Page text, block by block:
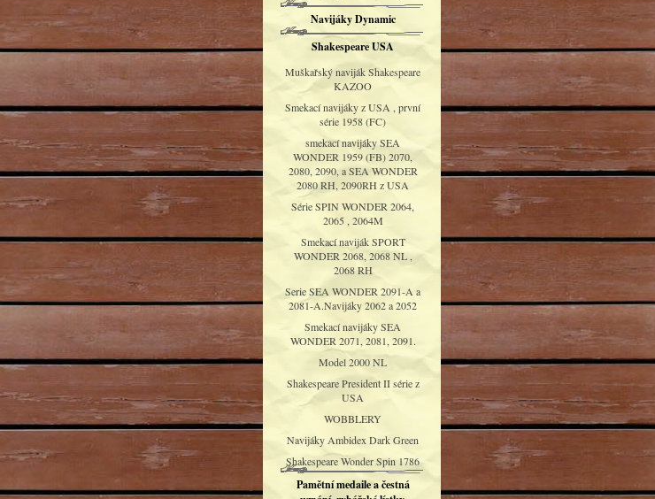
Navijáky Dynamic
Shakespeare USA
Muškařský naviják Shakespeare
KAZOO
Smekací navijáky z USA , první
série 1958 (FC)
smekací navijáky SEA
WONDER 1959 (FB) 2070,
2080, 2090, a SEA WONDER
2080 RH, 2090RH z USA
Série SPIN WONDER 2064,
2065 , 2064M
Smekací naviják SPORT
WONDER 2068, 2068 NL ,
2068 RH
Serie SEA WONDER 2091-A a
2081-A.Navijáky 2062 a 2052
Smekací navijáky SEA
WONDER 2071, 2081, 2091.
Model 2000 NL
Shakespeare President II série z
USA
WOBBLERY
Navijáky Ambidex Dark Green
Shakespeare Wonder Spin 1786
Pamětní medaile a čestná